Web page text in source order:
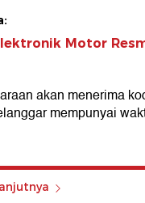
Motor
akan menerima
mempunyai